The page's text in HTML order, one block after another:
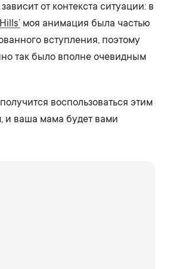
от контекста ситуации: в
моя анимация была частью
вступления, поэтому
так было вполне очевидным
воспользоваться этим
и ваша мама будет вами